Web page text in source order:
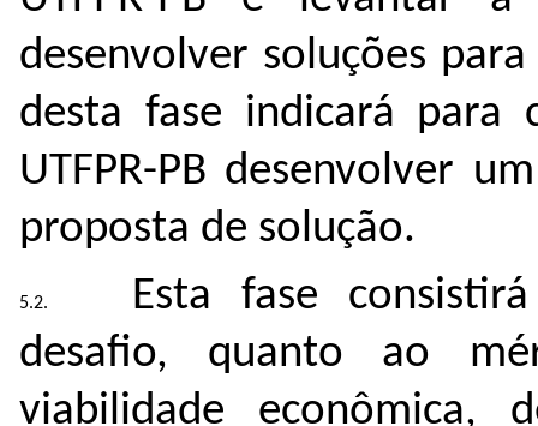
desenvolver soluções
desta fase indicará para
UTFPR-PB desenvolver
proposta de solução.
Esta fase
desafio, quanto ao
viabilidade econômica,